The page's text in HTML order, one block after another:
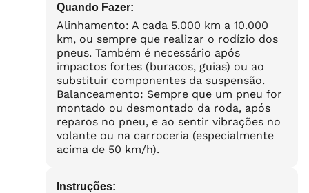
Quando Fazer:
Alinhamento: A cada 5.000 km a 10.000
km, ou sempre que realizar o rodízio dos
pneus. Também é necessário após
impactos fortes (buracos, guias) ou ao
substituir componentes da suspensão.
Balanceamento: Sempre que um pneu for
montado ou desmontado da roda, após
reparos no pneu, e ao sentir vibrações no
volante ou na carroceria (especialmente
acima de 50 km/h).
Instruções: